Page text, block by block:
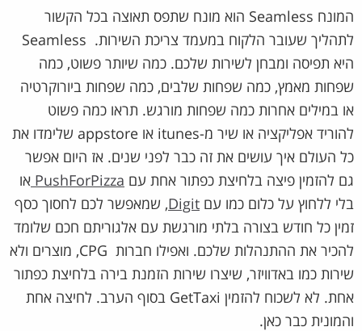
המונח Seamless הוא מונח שתפס תאוצה בכל הקשור
לתהליך שעובר הלקוח במעמד צריכת השירות. Seamless
היא תפיסה ומבחן לשירות שלכם. כמה שיותר פשוט, כמה
שפחות מאמץ, כמה שפחות שלבים, כמה שפחות ביורוקרטיה
או במילים אחרות כמה שפחות מורגש. תראו כמה פשוט
להוריד אפליקציה או שיר מ-itunes או appstore שלימדו את
כל העולם איך עושים את זה כבר לפני שנים. אז היום אפשר
גם להזמין פיצה בלחיצת כפתור אחת עם PushForPizza או
בלי ללחוץ על כלום כמו עם Digit, שמאפשר לכם לחסוך כסף
זמין כל חודש בצורה בלתי מורגשת עם אלגוריתם חכם שלומד
להכיר את ההתנהלות שלכם. ואפילו חברות CPG, מוצרים ולא
שירות כמו באדוויזר, שיצרו שירות הזמנת בירה בלחיצת כפתור
אחת. לא לשכוח להזמין GetTaxi בסוף הערב. לחיצה אחת
והמונית כבר כאן.